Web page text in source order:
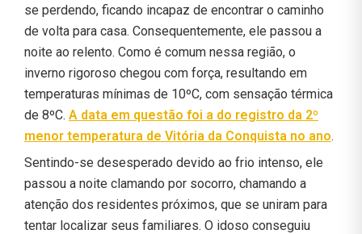
se perdendo, ficando incapaz de encontrar o caminho
de volta para casa. Consequentemente, ele passou a
noite ao relento. Como é comum nessa região, o
inverno rigoroso chegou com força, resultando em
temperaturas mínimas de 10ºC, com sensação térmica
de 8ºC. A data em questão foi a do registro da 2º
menor temperatura de Vitória da Conquista no ano.
Sentindo-se desesperado devido ao frio intenso, ele
passou a noite clamando por socorro, chamando a
atenção dos residentes próximos, que se uniram para
tentar localizar seus familiares. O idoso conseguiu